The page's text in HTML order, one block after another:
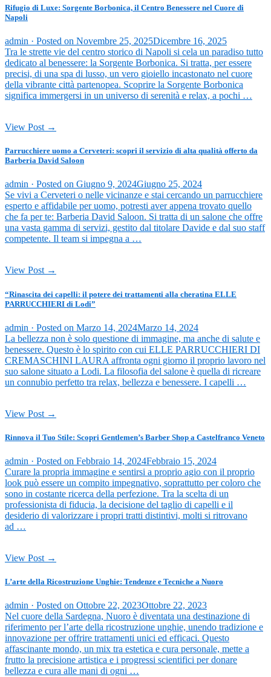
Rifugio di Luxe: Sorgente Borbonica, il Centro Benessere nel Cuore di
Napoli
admin · Posted on Novembre 25, 2025Dicembre 16, 2025
Tra le strette vie del centro storico di Napoli si cela un paradiso tutto
dedicato al benessere: la Sorgente Borbonica. Si tratta, per essere
precisi, di una spa di lusso, un vero gioiello incastonato nel cuore
della vibrante città partenopea. Scoprire la Sorgente Borbonica
significa immergersi in un universo di serenità e relax, a pochi …
View Post →
Parrucchiere uomo a Cerveteri: scopri il servizio di alta qualità offerto da
Barberia David Saloon
admin · Posted on Giugno 9, 2024Giugno 25, 2024
Se vivi a Cerveteri o nelle vicinanze e stai cercando un parrucchiere
esperto e affidabile per uomo, potresti aver appena trovato quello
che fa per te: Barberia David Saloon. Si tratta di un salone che offre
una vasta gamma di servizi, gestito dal titolare Davide e dal suo staff
competente. Il team si impegna a …
View Post →
“Rinascita dei capelli: il potere dei trattamenti alla cheratina ELLE
PARRUCCHIERI di Lodi”
admin · Posted on Marzo 14, 2024Marzo 14, 2024
La bellezza non è solo questione di immagine, ma anche di salute e
benessere. Questo è lo spirito con cui ELLE PARRUCCHIERI DI
CREMASCHINI LAURA affronta ogni giorno il proprio lavoro nel
suo salone situato a Lodi. La filosofia del salone è quella di ricreare
un connubio perfetto tra relax, bellezza e benessere. I capelli …
View Post →
Rinnova il Tuo Stile: Scopri Gentlemen’s Barber Shop a Castelfranco Veneto
admin · Posted on Febbraio 14, 2024Febbraio 15, 2024
Curare la propria immagine e sentirsi a proprio agio con il proprio
look può essere un compito impegnativo, soprattutto per coloro che
sono in costante ricerca della perfezione. Tra la scelta di un
professionista di fiducia, la decisione del taglio di capelli e il
desiderio di valorizzare i propri tratti distintivi, molti si ritrovano
ad …
View Post →
L’arte della Ricostruzione Unghie: Tendenze e Tecniche a Nuoro
admin · Posted on Ottobre 22, 2023Ottobre 22, 2023
Nel cuore della Sardegna, Nuoro è diventata una destinazione di
riferimento per l’arte della ricostruzione unghie, unendo tradizione e
innovazione per offrire trattamenti unici ed efficaci. Questo
affascinante mondo, un mix tra estetica e cura personale, mette a
frutto la precisione artistica e i progressi scientifici per donare
bellezza e cura alle mani di ogni …